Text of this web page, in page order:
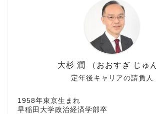
定年後キャリアの請負人
大杉 潤 （おおすぎ じゅん
1958年東京生まれ
早稲田大学政治経済学部卒